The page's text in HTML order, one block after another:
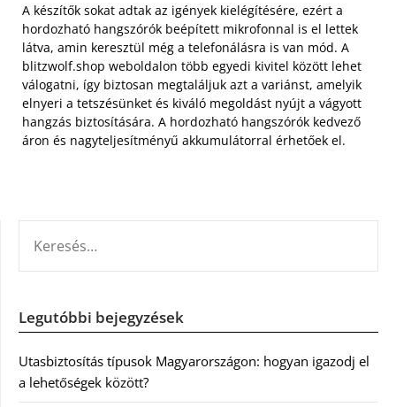
A készítők sokat adtak az igények kielégítésére, ezért a
hordozható hangszórók beépített mikrofonnal is el lettek
látva, amin keresztül még a telefonálásra is van mód. A
blitzwolf.shop weboldalon több egyedi kivitel között lehet
válogatni, így biztosan megtaláljuk azt a variánst, amelyik
elnyeri a tetszésünket és kiváló megoldást nyújt a vágyott
hangzás biztosítására. A hordozható hangszórók kedvező
áron és nagyteljesítményű akkumulátorral érhetőek el.
Legutóbbi bejegyzések
Utasbiztosítás típusok Magyarországon: hogyan igazodj el
a lehetőségek között?